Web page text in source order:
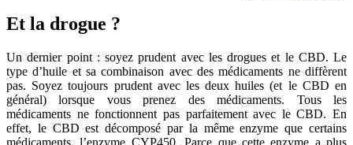
Et la drogue ?
Un dernier point : soyez prudent avec les drogues et le CBD. Le
type d’huile et sa combinaison avec des médicaments ne diffèrent
pas. Soyez toujours prudent avec les deux huiles (et le CBD en
général) lorsque vous prenez des médicaments. Tous les
médicaments ne fonctionnent pas parfaitement avec le CBD. En
effet, le CBD est décomposé par la même enzyme que certains
médicaments, l’enzyme CYP450. Parce que cette enzyme a plus